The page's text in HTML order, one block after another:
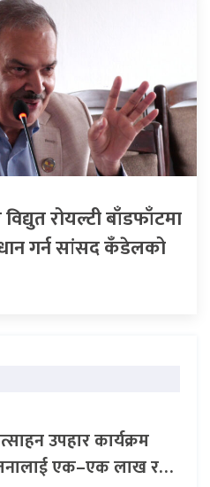
रोयल्टी बाँडफाँटमा
गर्न सांसद कँडेलको
उपहार कार्यक्रम
एक–एक लाख र…